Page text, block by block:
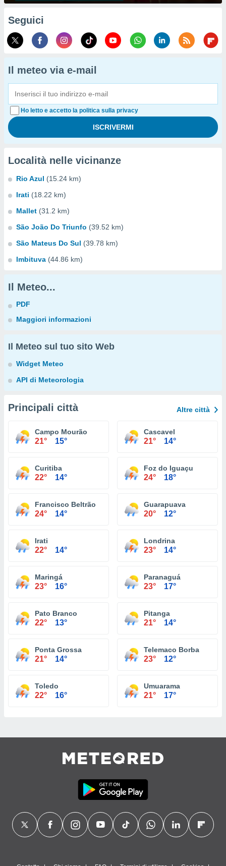
Seguici
Il meteo via e-mail
Ho letto e accetto la politica sulla privacy
Località nelle vicinanze
Rio Azul (15.24 km)
Irati (18.22 km)
Mallet (31.2 km)
São João Do Triunfo (39.52 km)
São Mateus Do Sul (39.78 km)
Imbituva (44.86 km)
Il Meteo...
PDF
Maggiori informazioni
Il Meteo sul tuo sito Web
Widget Meteo
API di Meteorologia
Principali città Altre città
Campo Mourão
21° 15°
Cascavel
21° 14°
Curitiba
22° 14°
Foz do Iguaçu
24° 18°
Francisco Beltrão
24° 14°
Guarapuava
20° 12°
Irati
22° 14°
Londrina
23° 14°
Maringá
23° 16°
Paranaguá
23° 17°
Pato Branco
22° 13°
Pitanga
21° 14°
Ponta Grossa
21° 14°
Telemaco Borba
23° 12°
Toledo
22° 16°
Umuarama
21° 17°